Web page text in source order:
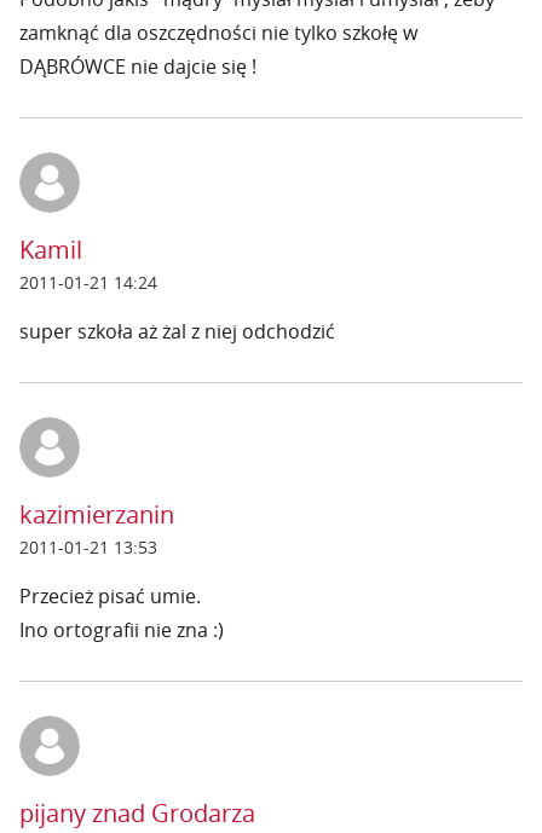
zamknąć dla oszczędności nie tylko szkołę w
DĄBRÓWCE nie dajcie się !
Kamil
2011-01-21 14:24
super szkoła aż żal z niej odchodzić
kazimierzanin
2011-01-21 13:53
Przecież pisać umie.
Ino ortografii nie zna :)
pijany znad Grodarza